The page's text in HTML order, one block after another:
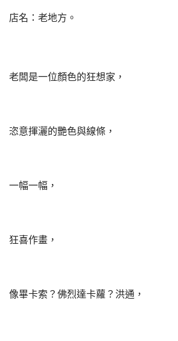
店名：老地方。
老闆是一位顏色的狂想家，
恣意揮灑的艷色與線條，
一幅一幅，
狂喜作畫，
像畢卡索？佛烈達卡蘿？洪通，